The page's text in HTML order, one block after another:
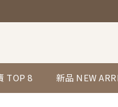
「
「
TOP 8 新品 NEW